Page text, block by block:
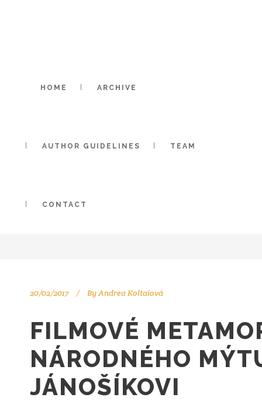
HOME ARCHIVE
AUTHOR GUIDELINES TEAM
CONTACT
20/02/2017 ByAndrea Koltaiová
FILMOVÉ
NÁRODNÉHO
JÁNOŠÍKOVI